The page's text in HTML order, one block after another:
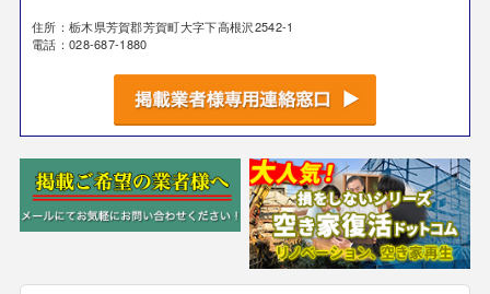
住所：栃木県芳賀郡芳賀町大字下高根沢2542-1
電話：028-687-1880